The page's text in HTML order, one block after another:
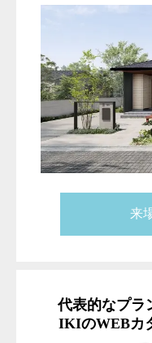
来
代表的なプラ
IKIのWEBカ